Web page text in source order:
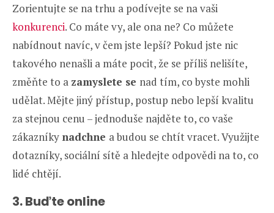
Zorientujte se na trhu a podívejte se na vaši
konkurenci. Co máte vy, ale ona ne? Co můžete
nabídnout navíc, v čem jste lepší? Pokud jste nic
takového nenašli a máte pocit, že se příliš nelišíte,
změňte to a zamyslete se nad tím, co byste mohli
udělat. Mějte jiný přístup, postup nebo lepší kvalitu
za stejnou cenu – jednoduše najděte to, co vaše
zákazníky nadchne a budou se chtít vracet. Využijte
dotazníky, sociální sítě a hledejte odpovědi na to, co
lidé chtějí.
3. Buďte online